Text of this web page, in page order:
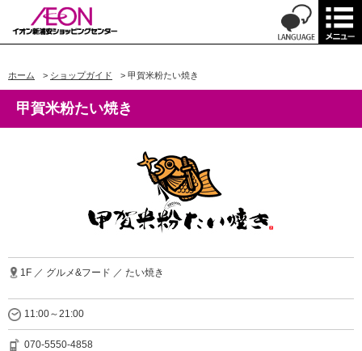
ホーム > ショップガイド > 甲賀米粉たい焼き
甲賀米粉たい焼き
1F ／ グルメ&フード ／ たい焼き
11:00～21:00
070-5550-4858